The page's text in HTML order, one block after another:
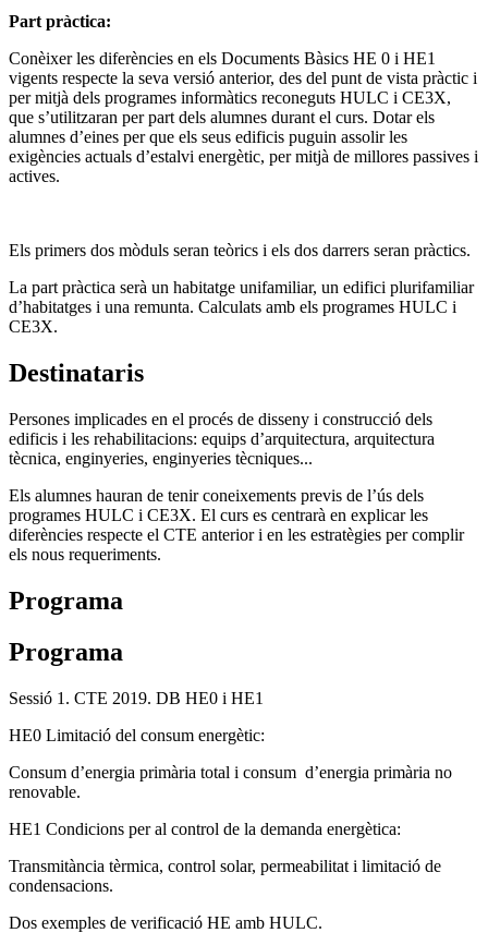
Part pràctica:
Conèixer les diferències en els Documents Bàsics HE 0 i HE1
vigents respecte la seva versió anterior, des del punt de vista pràctic i
per mitjà dels programes informàtics reconeguts HULC i CE3X,
que s’utilitzaran per part dels alumnes durant el curs. Dotar els
alumnes d’eines per que els seus edificis puguin assolir les
exigències actuals d’estalvi energètic, per mitjà de millores passives i
actives.
Els primers dos mòduls seran teòrics i els dos darrers seran pràctics.
La part pràctica serà un habitatge unifamiliar, un edifici plurifamiliar
d’habitatges i una remunta. Calculats amb els programes HULC i
CE3X.
Destinataris
Persones implicades en el procés de disseny i construcció dels
edificis i les rehabilitacions: equips d’arquitectura, arquitectura
tècnica, enginyeries, enginyeries tècniques...
Els alumnes hauran de tenir coneixements previs de l’ús dels
programes HULC i CE3X. El curs es centrarà en explicar les
diferències respecte el CTE anterior i en les estratègies per complir
els nous requeriments.
Programa
Programa
Sessió 1. CTE 2019. DB HE0 i HE1
HE0 Limitació del consum energètic:
Consum d’energia primària total i consum d’energia primària no
renovable.
HE1 Condicions per al control de la demanda energètica:
Transmitància tèrmica, control solar, permeabilitat i limitació de
condensacions.
Dos exemples de verificació HE amb HULC.